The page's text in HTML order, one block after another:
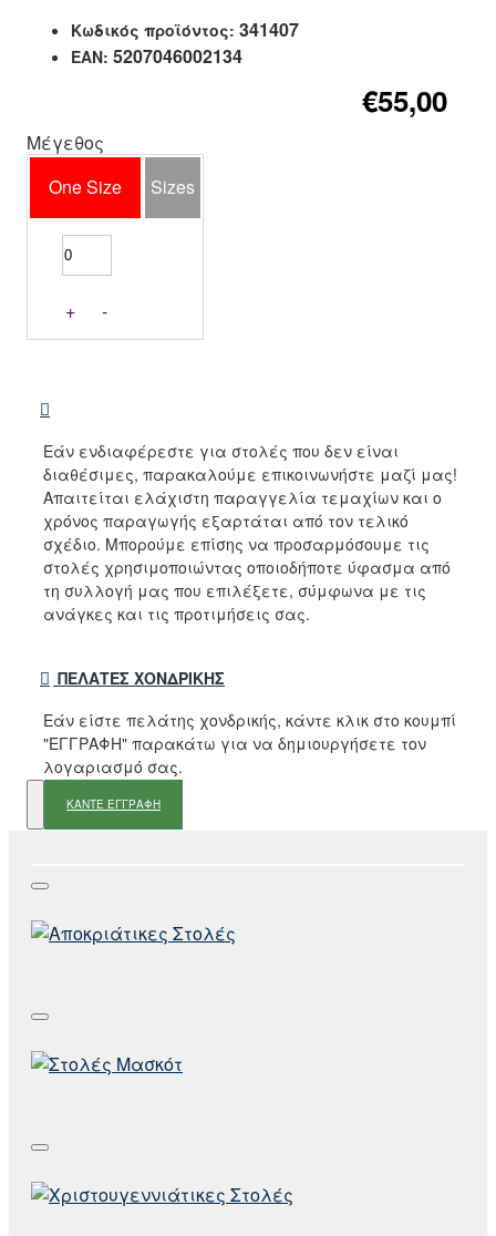
Κωδικός προϊόντος: 341407
EAN: 5207046002134
€55,00
Μέγεθος
One Size
Sizes
+ -
Εάν ενδιαφέρεστε για στολές που δεν είναι
διαθέσιμες, παρακαλούμε επικοινωνήστε μαζί μας!
Απαιτείται ελάχιστη παραγγελία τεμαχίων και ο
χρόνος παραγωγής εξαρτάται από τον τελικό
σχέδιο. Μπορούμε επίσης να προσαρμόσουμε τις
στολές χρησιμοποιώντας οποιοδήποτε ύφασμα από
τη συλλογή μας που επιλέξετε, σύμφωνα με τις
ανάγκες και τις προτιμήσεις σας.
ΠΕΛΆΤΕΣ ΧΟΝΔΡΙΚΉΣ
Εάν είστε πελάτης χονδρικής, κάντε κλικ στο κουμπί
"ΕΓΓΡΑΦΗ" παρακάτω για να δημιουργήσετε τον
λογαριασμό σας.
ΚΑΝΤΕ ΕΓΓΡΑΦΗ